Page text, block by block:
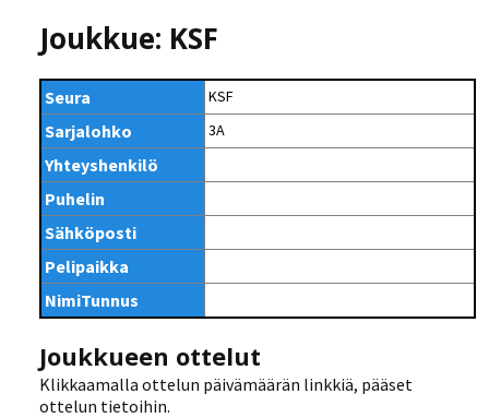
Joukkue: KSF
Seura KSF
Sarjalohko 3A
Yhteyshenkilö
Puhelin
Sähköposti
Pelipaikka
NimiTunnus
Joukkueen ottelut
Klikkaamalla ottelun päivämäärän linkkiä, pääset
ottelun tietoihin.